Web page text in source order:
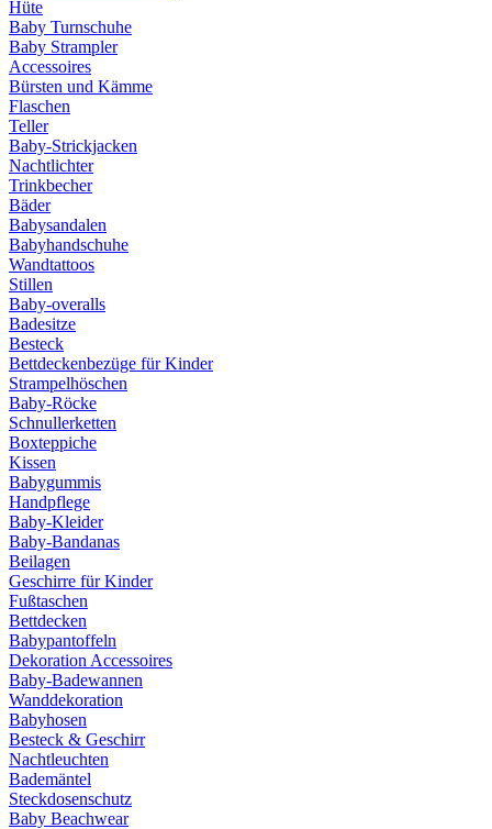
Hüte
Baby Turnschuhe
Baby Strampler
Accessoires
Bürsten und Kämme
Flaschen
Teller
Baby-Strickjacken
Nachtlichter
Trinkbecher
Bäder
Babysandalen
Babyhandschuhe
Wandtattoos
Stillen
Baby-overalls
Badesitze
Besteck
Bettdeckenbezüge für Kinder
Strampelhöschen
Baby-Röcke
Schnullerketten
Boxteppiche
Kissen
Babygummis
Handpflege
Baby-Kleider
Baby-Bandanas
Beilagen
Geschirre für Kinder
Fußtaschen
Bettdecken
Babypantoffeln
Dekoration Accessoires
Baby-Badewannen
Wanddekoration
Babyhosen
Besteck & Geschirr
Nachtleuchten
Bademäntel
Steckdosenschutz
Baby Beachwear